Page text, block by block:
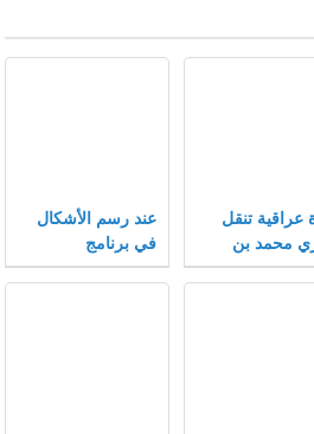
عراقية تنقل
محمد بن
2021
عند رسم الأشكال
في برنامج
الإنكسكيب يمكن